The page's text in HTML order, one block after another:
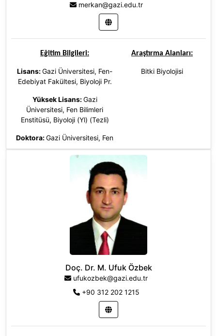
merkan@gazi.edu.tr
Eğitim Bilgileri: Araştırma Alanları:
Lisans:Gazi Üniversitesi, Fen-
Edebiyat Fakültesi, Biyoloji Pr.
Yüksek Lisans:Gazi
Üniversitesi, Fen Bilimleri
Enstitüsü, Biyoloji (Yl) (Tezli)
Doktora:Gazi Üniversitesi, Fen
Bilimleri Enstitüsü, Biyoloji (Dr),
Türkiye
Bitki Biyolojisi
Doç. Dr. M. Ufuk Özbek
ufukozbek@gazi.edu.tr
+90 312 202 1215